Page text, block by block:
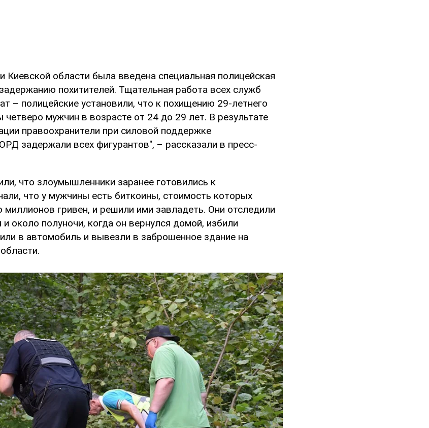
Киевской области была введена специальная полицейская
похитителей. Тщательная работа всех служб
– полицейские установили, что к похищению 29-летнего
четверо мужчин в возрасте от 24 до 29 лет. В результате
правоохранители при силовой поддержке
задержали всех фигурантов", – рассказали в пресс-
что злоумышленники заранее готовились к
что у мужчины есть биткоины, стоимость которых
миллионов гривен, и решили ими завладеть. Они отследили
около полуночи, когда он вернулся домой, избили
в автомобиль и вывезли в заброшенное здание на